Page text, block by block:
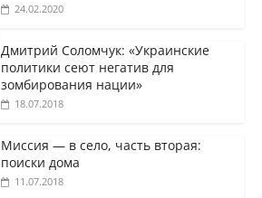
24.02.2020
Дмитрий Соломчук: «Украинские
политики сеют негатив для
зомбирования нации»
18.07.2018
Миссия — в село, часть вторая:
поиски дома
11.07.2018